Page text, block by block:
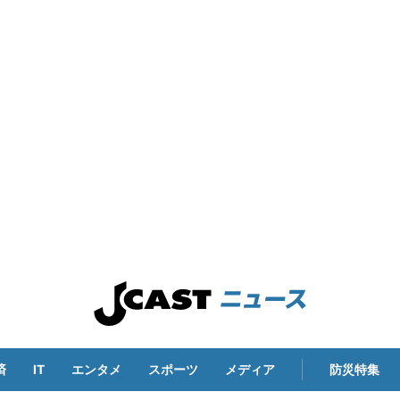
IT エンタメ スポーツ メディア 防災特集